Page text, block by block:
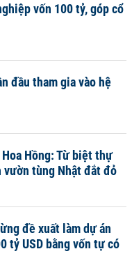
vốn 100 tỷ, góp cổ
đầu tham gia vào hệ
Hồng: Từ biệt thự
vườn tùng Nhật đắt đỏ
đề xuất làm dự án
tỷ USD bằng vốn tự có